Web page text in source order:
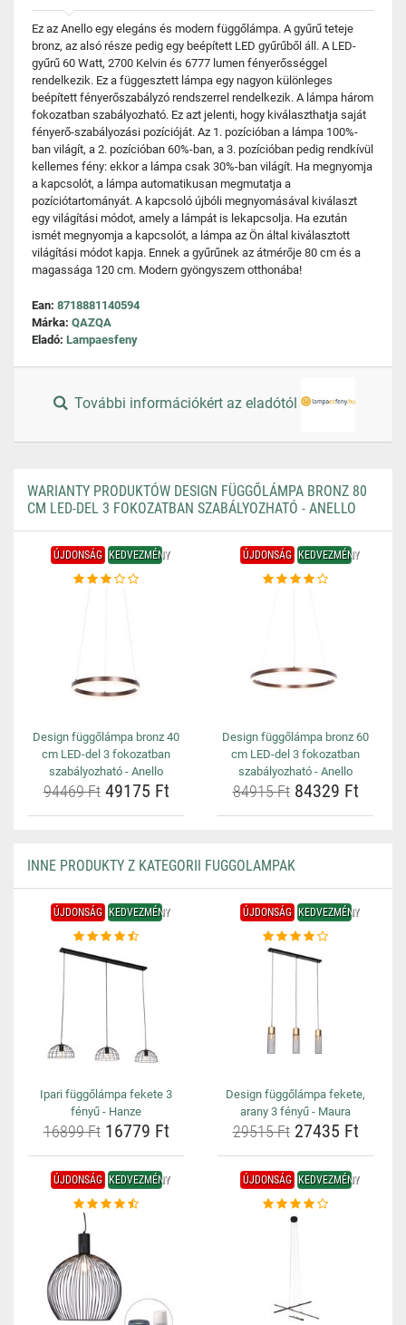
Ez az Anello egy elegáns és modern függőlámpa. A gyűrű teteje
bronz, az alsó része pedig egy beépített LED gyűrűből áll. A LED-
gyűrű 60 Watt, 2700 Kelvin és 6777 lumen fényerősséggel
rendelkezik. Ez a függesztett lámpa egy nagyon különleges
beépített fényerőszabályzó rendszerrel rendelkezik. A lámpa három
fokozatban szabályozható. Ez azt jelenti, hogy kiválaszthatja saját
fényerő-szabályozási pozícióját. Az 1. pozícióban a lámpa 100%-
ban világít, a 2. pozícióban 60%-ban, a 3. pozícióban pedig rendkívül
kellemes fény: ekkor a lámpa csak 30%-ban világít. Ha megnyomja
a kapcsolót, a lámpa automatikusan megmutatja a
pozíciótartományát. A kapcsoló újbóli megnyomásával kiválaszt
egy világítási módot, amely a lámpát is lekapcsolja. Ha ezután
ismét megnyomja a kapcsolót, a lámpa az Ön által kiválasztott
világítási módot kapja. Ennek a gyűrűnek az átmérője 80 cm és a
magassága 120 cm. Modern gyöngyszem otthonába!
Ean: 8718881140594
Márka: QAZQA
Eladó: Lampaesfeny
További információkért az eladótól
WARIANTY PRODUKTÓW DESIGN FÜGGŐLÁMPA BRONZ 80
CM LED-DEL 3 FOKOZATBAN SZABÁLYOZHATÓ - ANELLO
ÚJDONSÁG KEDVEZMÉNY
Design függőlámpa bronz 40
cm LED-del 3 fokozatban
szabályozható - Anello
94469 Ft49175 Ft
ÚJDONSÁG KEDVEZMÉNY
Design függőlámpa bronz 60
cm LED-del 3 fokozatban
szabályozható - Anello
84915 Ft84329 Ft
INNE PRODUKTY Z KATEGORII FUGGOLAMPAK
ÚJDONSÁG KEDVEZMÉNY
Ipari függőlámpa fekete 3
fényű - Hanze
16899 Ft16779 Ft
ÚJDONSÁG KEDVEZMÉNY
Design függőlámpa fekete,
arany 3 fényű - Maura
29515 Ft27435 Ft
ÚJDONSÁG KEDVEZMÉNY ÚJDONSÁG KEDVEZMÉNY